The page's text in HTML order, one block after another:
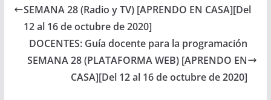
SEMANA 28 (Radio y TV) [APRENDO EN CASA][Del
12 al 16 de octubre de 2020]
DOCENTES: Guía docente para la programación
SEMANA 28 (PLATAFORMA WEB) [APRENDO EN
CASA][Del 12 al 16 de octubre de 2020]